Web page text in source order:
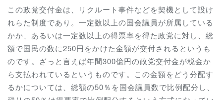
この政党交付金は、リクルート事件などを契機として設け
れらた制度であり。一定数以上の国会議員が所属している
かか、あるいは一定数以上の得票率を得た政党に対し、総
額で国民の数に250円をかけた金額が交付されるというも
のです。ざっと言えば年間300億円の政党交付金が税金か
ら支払われているというものです。この金額をどう分配す
るかについては、総額の50％を国会議員数で比例配分し、